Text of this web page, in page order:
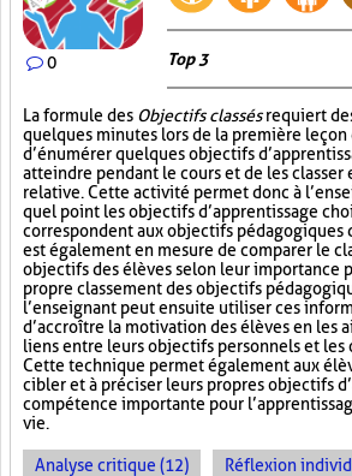
0 Top 3
La formule des Objectifs classésrequiert
quelques minutes lors de la première leçon
d’énumérer quelques objectifs
atteindre pendant le cours et de les classer
relative. Cette activité permet donc à
quel point les objectifs d’apprentissage
correspondent aux objectifs pédagogiques
est également en mesure de comparer le
objectifs des élèves selon leur importance
propre classement des objectifs
l’enseignant peut ensuite utiliser ces
d’accroître la motivation des élèves en les
liens entre leurs objectifs personnels et les
Cette technique permet également aux
cibler et à préciser leurs propres objectifs
compétence importante pour
vie.
Analyse critique (12) Réflexion